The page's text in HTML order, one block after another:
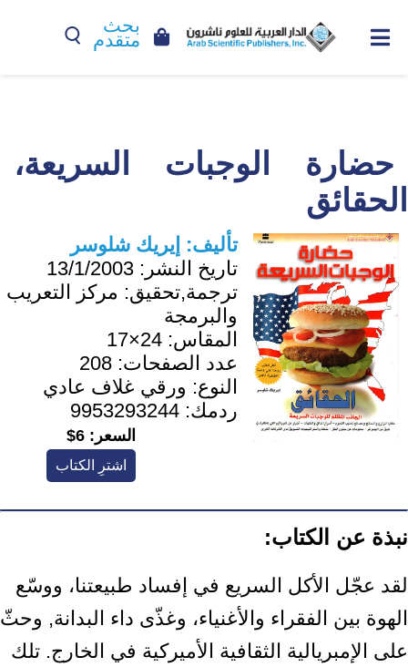
بحث
متقدم
حضارة الوجبات السريعة،
الحقائق
تأليف: إيريك شلوسر
تاريخ النشر: 13/1/2003
ترجمة,تحقيق: مركز التعريب
والبرمجة
المقاس: 24×17
عدد الصفحات: 208
النوع: ورقي غلاف عادي
ردمك: 9953293244
السعر: 6$
اشترِ الكتاب
نبذة عن الكتاب:
لقد عجّل الأكل السريع في إفساد طبيعتنا، ووسّع
الهوة بين الفقراء والأغنياء، وغذّى داء البدانة, وحثّ
على الإمبريالية الثقافية الأميركية في الخارج. تلك